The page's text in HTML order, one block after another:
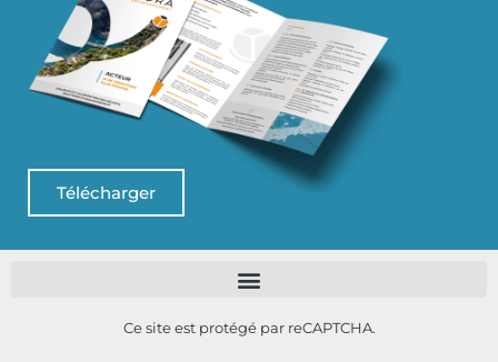
Télécharger
Ce site est protégé par reCAPTCHA.